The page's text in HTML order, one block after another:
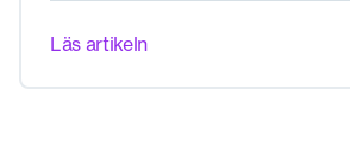
Läs artikeln